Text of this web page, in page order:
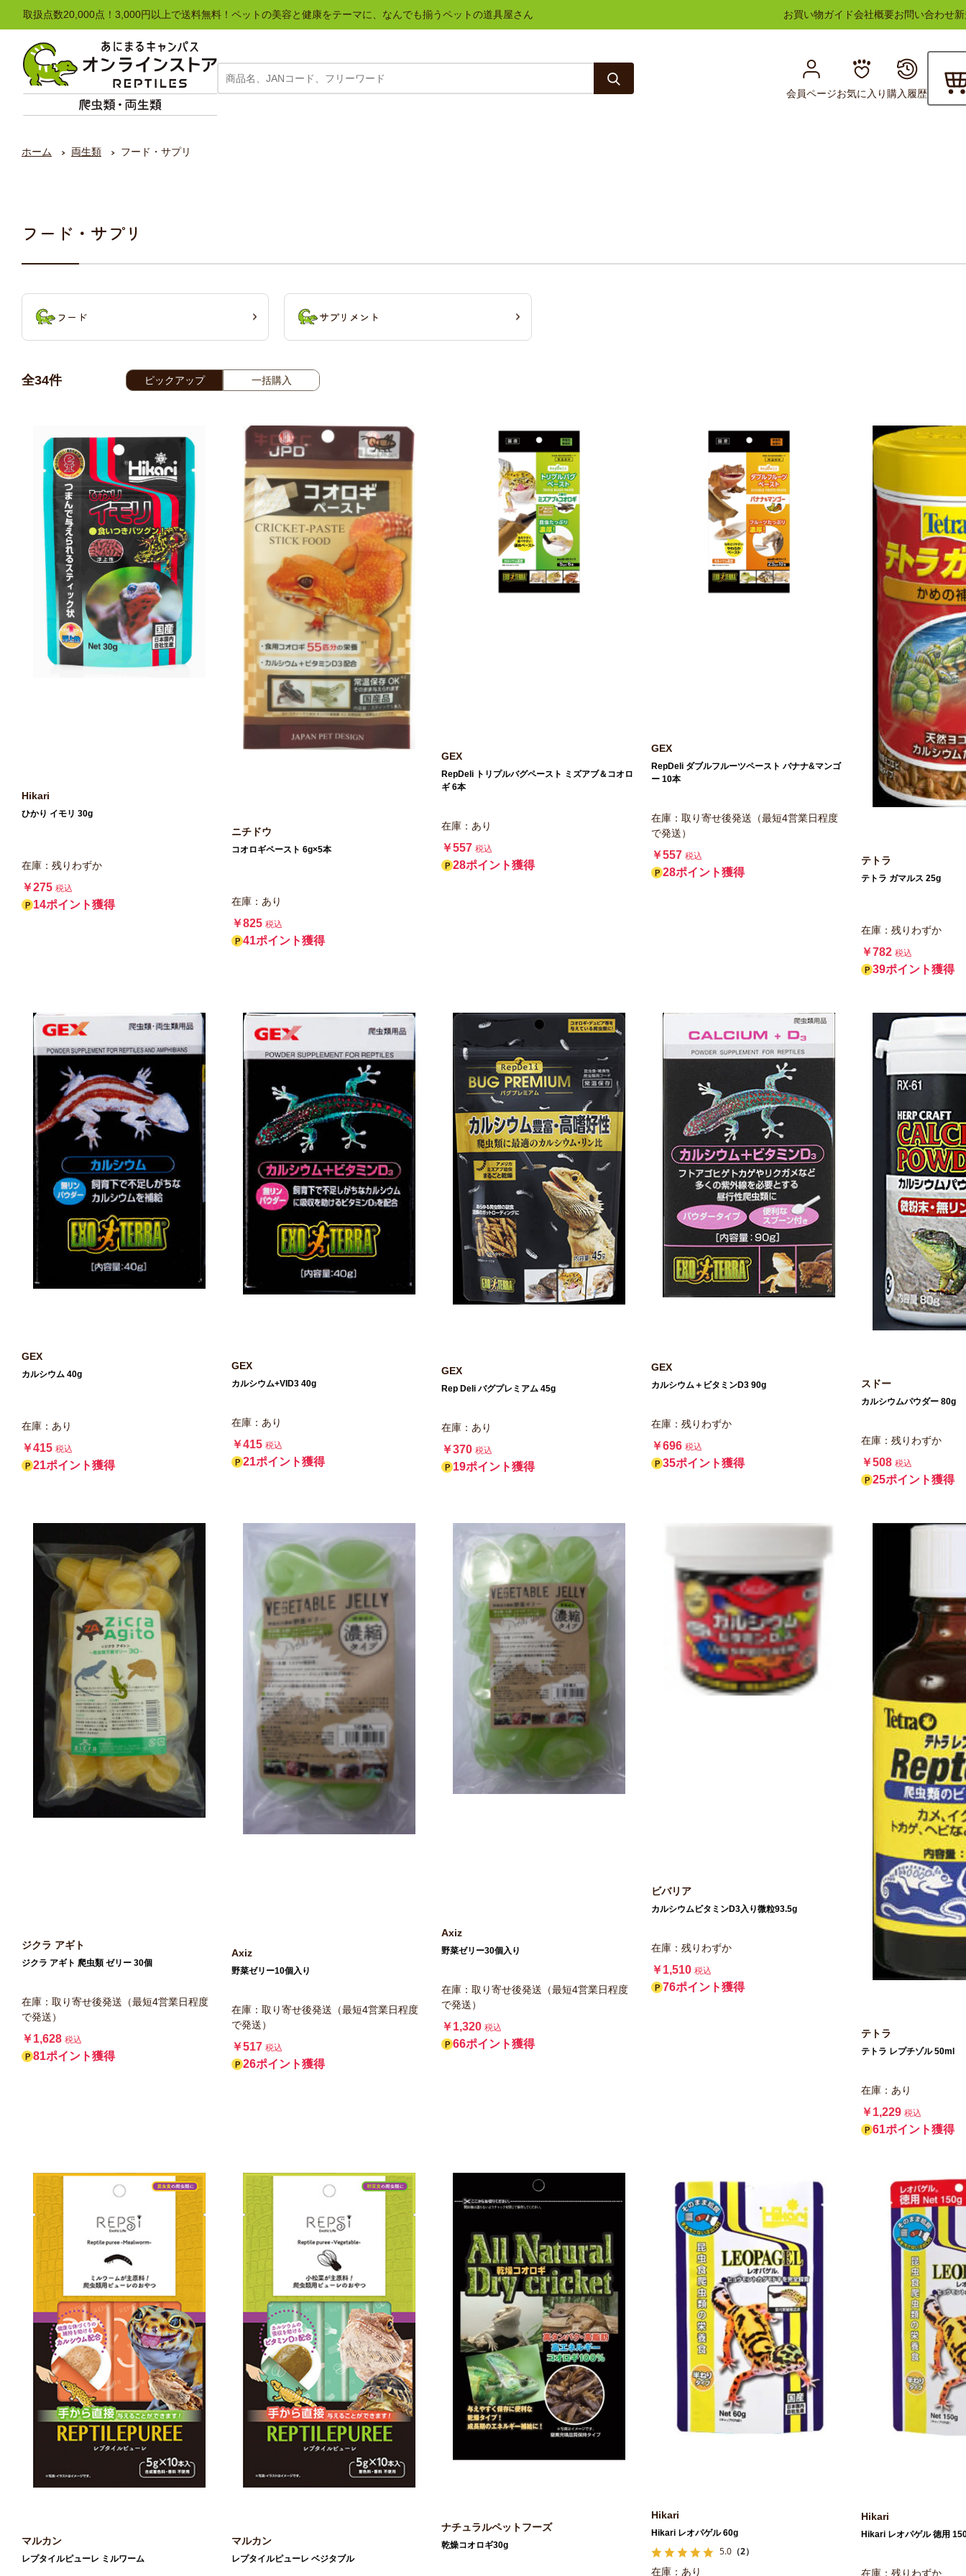
取扱点数20,000点！3,000円以上で送料無料！ペットの美容と健康をテーマに、なんでも揃うペットの道具屋さん お買い物ガイド会社概要お問い合わせ
会員ページお気に入り 購入履歴
ホーム 両生類 フード・サプリ
フード・サプリ
フード サプリメント
全34件 ピックアップ 一括購入
Hikari
ひかり イモリ 30g
在庫：残りわずか
￥275 税込
14ポイント獲得
ニチドウ
コオロギペースト 6g×5本
在庫：あり
￥825 税込
41ポイント獲得
GEX
RepDeli トリプルバグペースト ミズアブ＆コオロ
ギ 6本
在庫：あり
￥557 税込
28ポイント獲得
GEX
RepDeli ダブルフルーツペースト バナナ&マンゴ
ー 10本
在庫：取り寄せ後発送（最短4営業日程度
で発送）
￥557 税込
28ポイント獲得
テトラ
テトラ ガマルス 25g
在庫：残りわずか
￥782 税込
39ポイント獲得
GEX
カルシウム 40g
在庫：あり
￥415 税込
21ポイント獲得
GEX
カルシウム+VID3 40g
在庫：あり
￥415 税込
21ポイント獲得
GEX
Rep Deli バグプレミアム 45g
在庫：あり
￥370 税込
19ポイント獲得
GEX
カルシウム＋ビタミンD3 90g
在庫：残りわずか
￥696 税込
35ポイント獲得
スドー
カルシウムパウダー 80g
在庫：残りわずか
￥508 税込
25ポイント獲得
ジクラ アギト
ジクラ アギト 爬虫類 ゼリー 30個
在庫：取り寄せ後発送（最短4営業日程度
で発送）
￥1,628 税込
81ポイント獲得
Axiz
野菜ゼリー10個入り
在庫：取り寄せ後発送（最短4営業日程度
で発送）
￥517 税込
26ポイント獲得
Axiz
野菜ゼリー30個入り
在庫：取り寄せ後発送（最短4営業日程度
で発送）
￥1,320 税込
66ポイント獲得
ビバリア
カルシウムビタミンD3入り微粒93.5g
在庫：残りわずか
￥1,510 税込
76ポイント獲得
テトラ
テトラ レプチゾル 50ml
在庫：あり
￥1,229 税込
61ポイント獲得
マルカン
レプタイルピューレ ミルワーム
マルカン
レプタイルピューレ ベジタブル
ナチュラルペットフーズ
乾燥コオロギ30g
Hikari
Hikari レオパゲル 60g
5.0 （2）
在庫：あり
Hikari
Hikari レオパゲル 徳用
在庫：残りわずか